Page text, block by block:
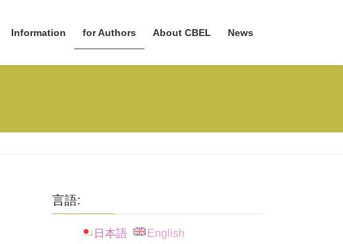
Information for Authors About CBEL News
言語:
日本語 English